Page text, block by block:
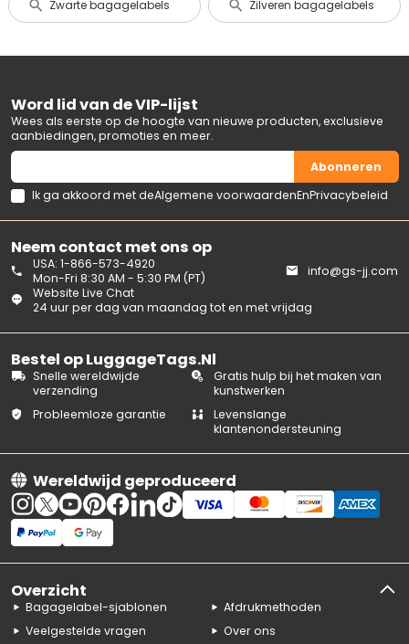
Zwarte bagagelabels Zilveren bagagelabels
Neem contact met ons op
Website Live Chat
24 uur per dag van maandag tot en met vrijdag
USA: 1-866-573-4920
Mon-Fri 8:30 AM - 5:30 PM (PT)
info@gs-jj.com
Bestel op LuggageTags.Nl
Snelle wereldwijde
verzending
Gratis hulp bij het maken van
kunstwerken
Probleemloze garantie
Levenslange
klantenondersteuning
Wereldwijd geproduceerd
Word lid van de VIP-lijst
Wees als eerste op de hoogte van nieuwe producten, exclusieve
aanbiedingen, promoties en meer.
Abonneren
Ik ga akkoord met deAlgemene voorwaardenEnPrivacybeleid
Overzicht
Bagagelabel-sjablonen
Afdrukmethoden
Veelgestelde vragen
Over ons